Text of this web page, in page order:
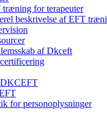
træning for terapeuter
beskrivelse af EFT
af Dkceft
for personoplysninger